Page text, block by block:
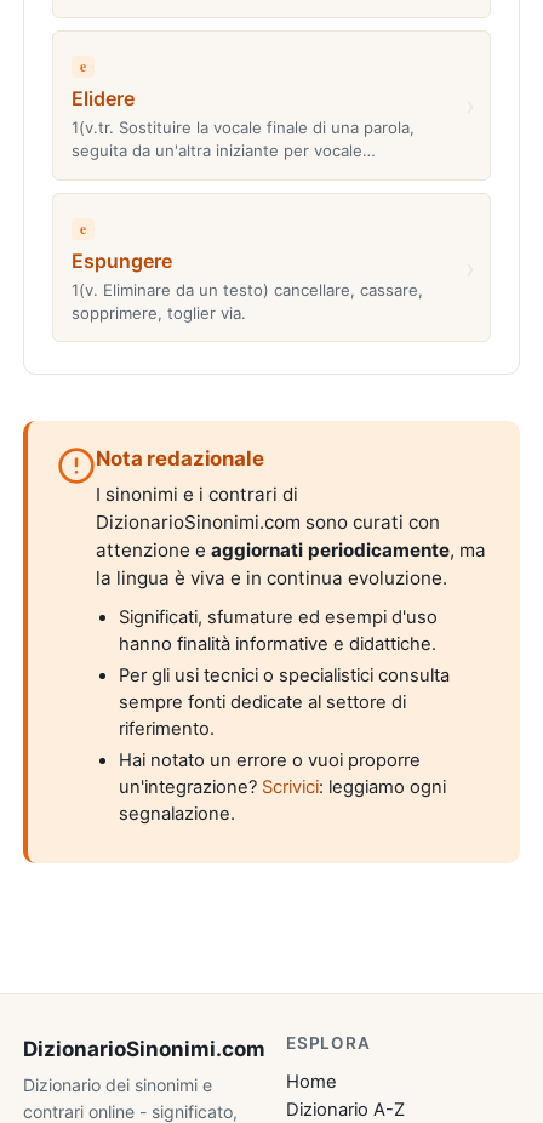
e
Elidere
1(v.tr. Sostituire la vocale finale di una parola,
seguita da un'altra iniziante per vocale…
e
Espungere
1(v. Eliminare da un testo) cancellare, cassare,
sopprimere, toglier via.
Nota redazionale
I sinonimi e i contrari di
DizionarioSinonimi.com sono curati con
attenzione eaggiornati periodicamente, ma
la lingua è viva e in continua evoluzione.
Significati, sfumature ed esempi d'uso
hanno finalità informative e didattiche.
Per gli usi tecnici o specialistici consulta
sempre fonti dedicate al settore di
riferimento.
Hai notato un errore o vuoi proporre
un'integrazione? Scrivici: leggiamo ogni
segnalazione.
DizionarioSinonimi.com
Dizionario dei sinonimi e
contrari online - significato,
ESPLORA
Home
Dizionario A-Z